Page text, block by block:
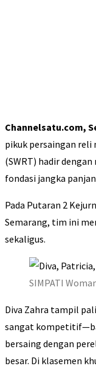
Channelsatu.com,
pikuk persaingan reli
(SWRT) hadir
fondasi jangka
Pada Putaran 2
Semarang, tim ini
sekaligus.
SIMPATI
Diva Zahra tampil
sangat
bersaing dengan
besar. Di klasemen